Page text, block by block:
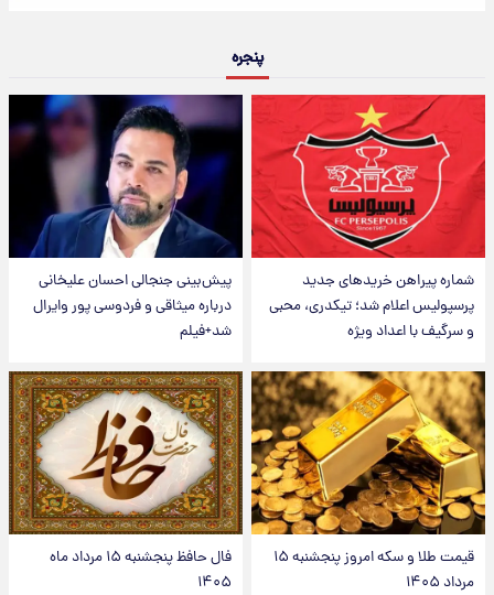
پنجره
شماره پیراهن خریدهای جدید
پرسپولیس اعلام شد؛ تیکدری، محبی
و سرگیف با اعداد ویژه
پیش‌بینی جنجالی احسان علیخانی
درباره میثاقی و فردوسی پور وایرال
شد+فیلم
قیمت طلا و سکه امروز پنجشنبه ۱۵
مرداد ۱۴۰۵
فال حافظ پنجشنبه ۱۵ مرداد ماه
۱۴۰۵